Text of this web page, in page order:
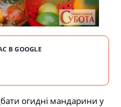
В GOOGLE
огидні мандарини у